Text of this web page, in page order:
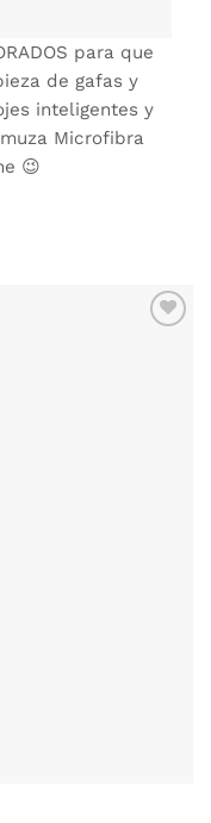
para que
de gafas y
inteligentes y
Microfibra
😉